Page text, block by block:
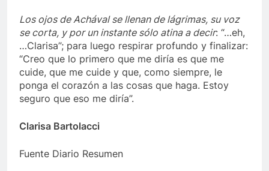
Los ojos de Achával se llenan de lágrimas, su voz
se corta, y por un instante sólo atina a decir: “…eh,
…Clarisa”; para luego respirar profundo y finalizar:
“Creo que lo primero que me diría es que me
cuide, que me cuide y que, como siempre, le
ponga el corazón a las cosas que haga. Estoy
seguro que eso me diría”.
Clarisa Bartolacci
Fuente Diario Resumen